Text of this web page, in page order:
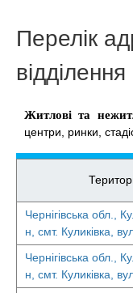
Перелік
Житлові та
центри, ринки,
Чернігівська обл.,
н, смт. Куликівка,
Чернігівська обл.,
н, смт. Куликівка,